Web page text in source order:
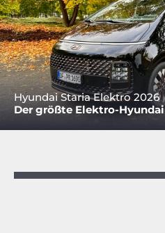
Hyundai Staria Elektro 2026
Der größte Elektro-Hyundai